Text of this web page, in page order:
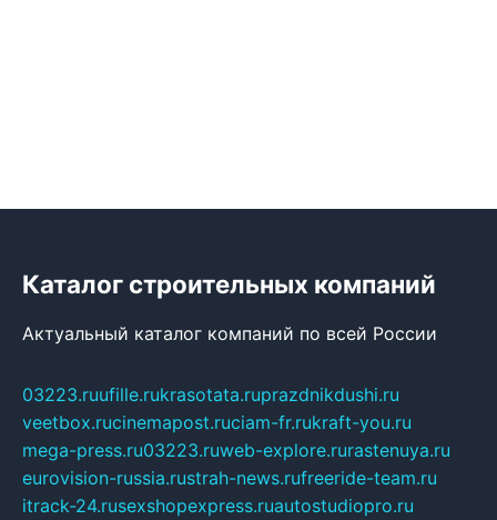
Каталог строительных компаний
Актуальный каталог компаний по всей России
03223.ruufille.rukrasotata.ruprazdnikdushi.ru
veetbox.rucinemapost.ruciam-fr.rukraft-you.ru
mega-press.ru03223.ruweb-explore.rurastenuya.ru
eurovision-russia.rustrah-news.rufreeride-team.ru
itrack-24.rusexshopexpress.ruautostudiopro.ru